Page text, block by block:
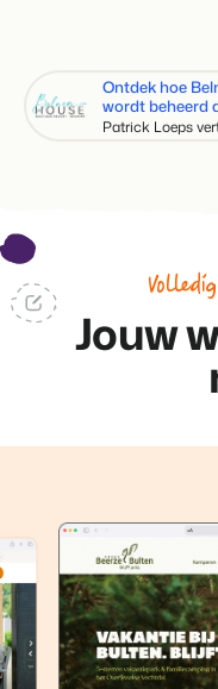
Ontdek hoe
wordt beheerd
Patrick Loeps
Jouw